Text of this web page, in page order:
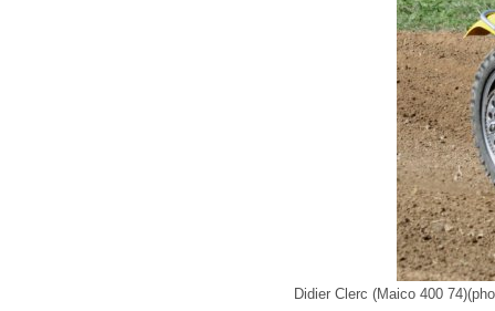
Didier Clerc (Maico 400